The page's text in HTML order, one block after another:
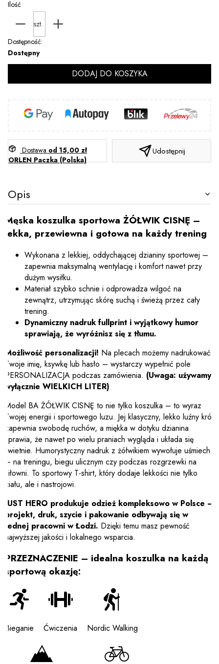
Ilość
szt.
Dostępność:
Dostępny
DODAJ DO KOSZYKA
Dostawa od 15,00 zł
ORLEN Paczka (Polska)
Udostępnij
Opis
Męska koszulka sportowa ŻÓŁWIK CISNĘ –
lekka, przewiewna i gotowa na każdy trening
Wykonana z lekkiej, oddychającej dzianiny sportowej –
zapewnia maksymalną wentylację i komfort nawet przy
dużym wysiłku.
Materiał szybko schnie i odprowadza wilgoć na
zewnątrz, utrzymując skórę suchą i świeżą przez cały
trening.
Dynamiczny nadruk fullprint i wyjątkowy humor
sprawiają, że wyróżnisz się z tłumu.
Możliwość personalizacji! Na plecach możemy nadrukować
Twoje imię, ksywkę lub hasło – wystarczy wypełnić pole
PERSONALIZACJA podczas zamówienia. (Uwaga: używamy
wyłącznie WIELKICH LITER)
Model BA ŻÓŁWIK CISNĘ to nie tylko koszulka – to wyraz
Twojej energii i sportowego luzu. Jej klasyczny, lekko luźny krój
zapewnia swobodę ruchów, a miękka w dotyku dzianina
sprawia, że nawet po wielu praniach wygląda i układa się
świetnie. Humorystyczny nadruk z żółwikiem wywołuje uśmiech
– na treningu, biegu ulicznym czy podczas rozgrzewki na
siłowni. To sportowy T-shirt, który dodaje lekkości nie tylko
ciału, ale i nastrojowi.
JUST HERO produkuje odzież kompleksowo w Polsce –
projekt, druk, szycie i pakowanie odbywają się w
jednej pracowni w Łodzi. Dzięki temu masz pewność
najwyższej jakości i lokalnego wsparcia.
PRZEZNACZENIE – idealna koszulka na każdą
sportową okazję:
Bieganie Ćwiczenia Nordic Walking